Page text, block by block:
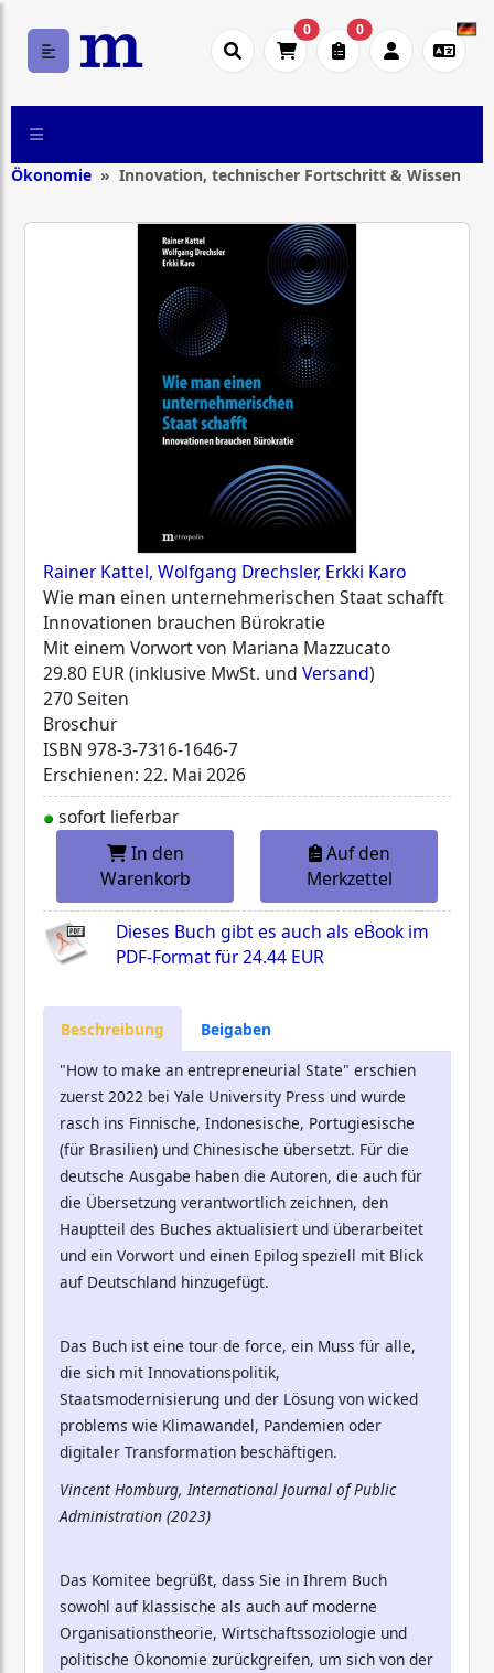
0 0
Ökonomie Innovation, technischer Fortschritt & Wissen
Rainer Kattel, Wolfgang Drechsler, Erkki Karo
Wie man einen unternehmerischen Staat schafft
Innovationen brauchen Bürokratie
Mit einem Vorwort von Mariana Mazzucato
29.80 EUR (inklusive MwSt. und Versand)
270 Seiten
Broschur
ISBN 978-3-7316-1646-7
Erschienen: 22. Mai 2026
sofort lieferbar
In den
Warenkorb
Auf den
Merkzettel
Dieses Buch gibt es auch als eBook im
PDF-Format für24.44 EUR
Beschreibung
Beigaben
"How to make an entrepreneurial State" erschien
zuerst 2022 bei Yale University Press und wurde
rasch ins Finnische, Indonesische, Portugiesische
(für Brasilien) und Chinesische übersetzt. Für die
deutsche Ausgabe haben die Autoren, die auch für
die Übersetzung verantwortlich zeichnen, den
Hauptteil des Buches aktualisiert und überarbeitet
und ein Vorwort und einen Epilog speziell mit Blick
auf Deutschland hinzugefügt.
Das Buch ist eine tour de force, ein Muss für alle,
die sich mit Innovationspolitik,
Staatsmodernisierung und der Lösung von wicked
problems wie Klimawandel, Pandemien oder
digitaler Transformation beschäftigen.
Vincent Homburg, International Journal of Public
Administration (2023)
Das Komitee begrüßt, dass Sie in Ihrem Buch
sowohl auf klassische als auch auf moderne
Organisationstheorie, Wirtschaftssoziologie und
politische Ökonomie zurückgreifen, um sich von der